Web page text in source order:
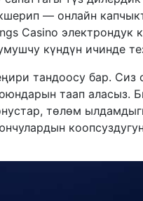
— онлайн
Casino электрондук
күндүн ичинде
тандоосу бар. Сиз
таап аласыз.
төлөм